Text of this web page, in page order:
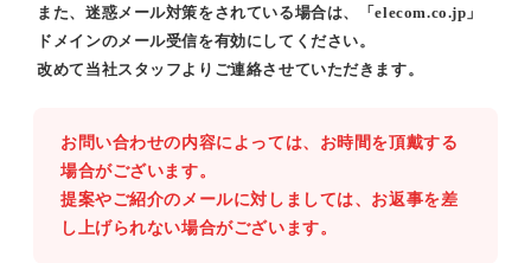
また、迷惑メール対策をされている場合は、「elecom.co.jp」
ドメインのメール受信を有効にしてください。
改めて当社スタッフよりご連絡させていただきます。
お問い合わせの内容によっては、お時間を頂戴する
場合がございます。
提案やご紹介のメールに対しましては、お返事を差
し上げられない場合がございます。